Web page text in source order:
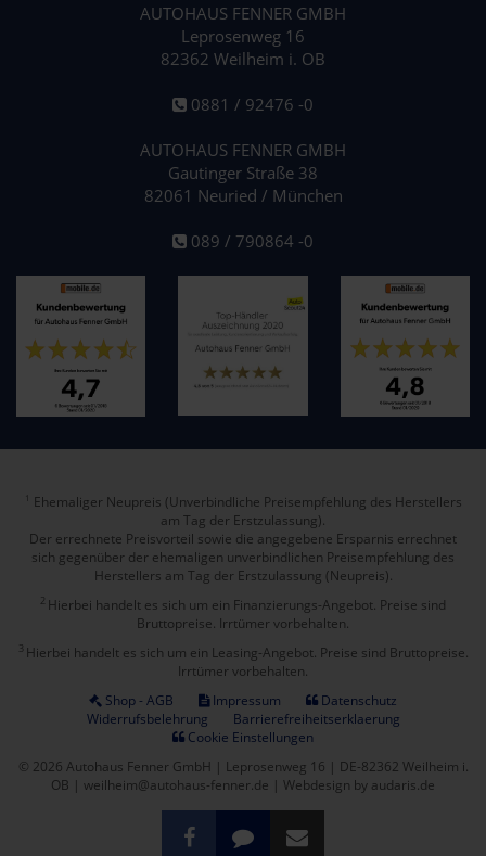
AUTOHAUS FENNER GMBH
Leprosenweg 16
82362 Weilheim i. OB
0881 / 92476 -0
AUTOHAUS FENNER GMBH
Gautinger Straße 38
82061 Neuried / München
089 / 790864 -0
Ehemaliger Neupreis (Unverbindliche Preisempfehlung des Herstellers
am Tag der Erstzulassung).
Der errechnete Preisvorteil sowie die angegebene Ersparnis errechnet
sich gegenüber der ehemaligen unverbindlichen Preisempfehlung des
Herstellers am Tag der Erstzulassung (Neupreis).
2 Hierbei handelt es sich um ein Finanzierungs-Angebot. Preise sind
Bruttopreise. Irrtümer vorbehalten.
3 Hierbei handelt es sich um ein Leasing-Angebot. Preise sind Bruttopreise.
Irrtümer vorbehalten.
Shop - AGB
Impressum
Datenschutz
Widerrufsbelehrung
Barrierefreiheitserklaerung
Cookie Einstellungen
© 2026 Autohaus Fenner GmbH | Leprosenweg 16 | DE-82362 Weilheim i.
OB | weilheim@autohaus-fenner.de | Webdesign by audaris.de